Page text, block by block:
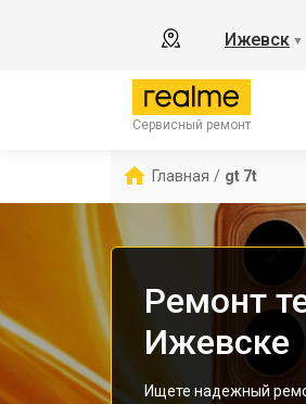
Ижевск ▼
Сервисный ремонт
Главная / gt 7t
Ремонт
Ижевске
Ищете надежный